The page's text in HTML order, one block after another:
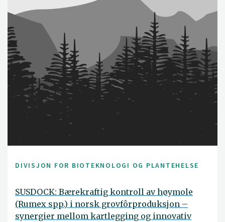
DIVISJON FOR BIOTEKNOLOGI OG PLANTEHELSE
SUSDOCK: Bærekraftig kontroll av høymole
(Rumex spp.) i norsk grovfôrproduksjon –
synergier mellom kartlegging og innovativ